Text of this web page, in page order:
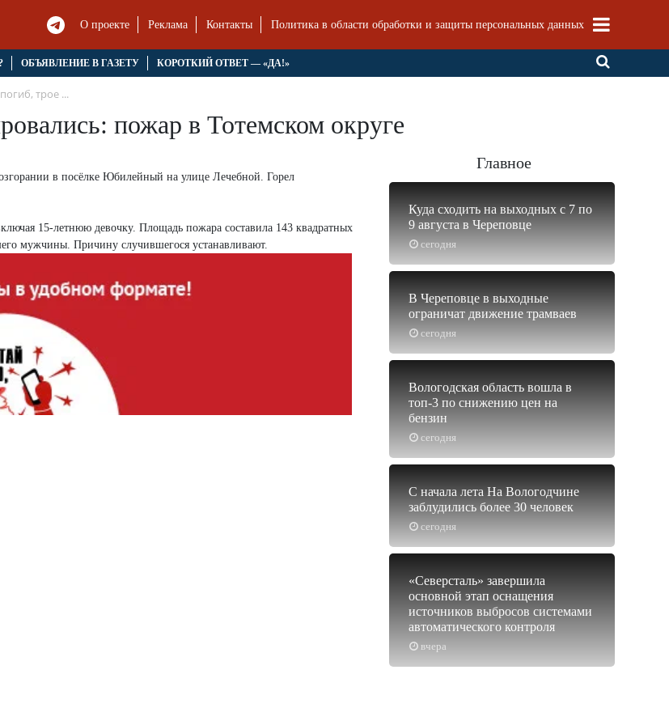
О проекте Реклама Контакты Политика в области обработки и защиты персональных данных
ОБЪЯВЛЕНИЕ В ГАЗЕТУ КОРОТКИЙ ОТВЕТ — «ДА!»
трое ...
пожар в Тотемском округе
в посёлке Юбилейный на улице Лечебной. Горел
15-летнюю девочку. Площадь пожара составила 143 квадратных
мужчины. Причину случившегося устанавливают.
Главное
сегодня
Куда сходить на выходных с 7 по
9 августа в Череповце
сегодня
В Череповце в выходные
ограничат движение трамваев
сегодня
Вологодская область вошла в
топ-3 по снижению цен на
бензин
сегодня
С начала лета На Вологодчине
заблудились более 30 человек
вчера
«Северсталь» завершила
основной этап оснащения
источников выбросов системами
автоматического контроля